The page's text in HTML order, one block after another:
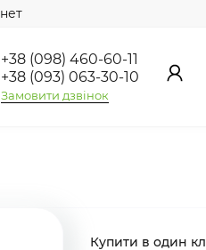
+38 (098) 460-60-11
+38 (093) 063-30-10
Замовити дзвінок
Купити в один